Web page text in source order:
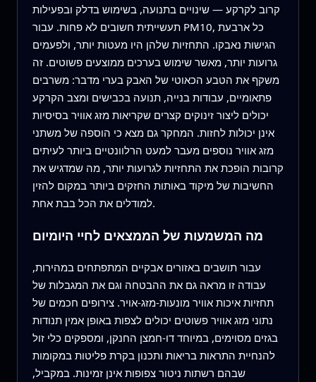
קרוב לקרקע — שינויים בתנועה, בשימוש בדלק ובפעילות
תעשייתית חשובים לא פחות. עבור PM10, כל ארבעת
הגישות נאבקו. התחזיות שלהן היו מעטות יותר, ולפעמים
גרועות יותר, מאשר שימוש בערכים ממוצעים פשוטים. זה
משקף את הטבע הכאוטי של האבק בערי מדבר: משרבים
פתאומיים, עבודות בנייה, תנועה בכבישים ומצב הקרקע
יכולים ליצור זינוקים קצרים שקריאות מזג אוויר בסיסיות
אינן יכולות לחזות. המחקר גם מצא כי הוספה של משתני
מזג אוויר נוספים מעבר למעט הרלוונטיים ביותר לעיתים
קרובות הופכת את התחזיות לגרועות יותר, מה שמדגיש את
החשיבות של מיקוד באותות החזקים ביותר במקום להזין
למודלים את הכל בבת אחת.
מה המשמעות של הממצאים לחיי היומיום
עבור תושבים באזורים אבקיים המתפתחים במהירות,
עבודה זו מראה גם את ההבטחה וגם את המגבלות של
תחזיות איכות אוויר מונעות‑מזג‑אויר. צירופים חכמים של
נתוני מזג אוויר פשוטים יכולים לצפות באופן אמין תנודות
בגזים מסוימים, במיוחד דו‑חמצן החנקן, ומספקים כלי זול
להנחיית התראות בריאות ותכנון בקרת פליטות במקומות
שבהם רשתות ניטור צפופות אינן זמינות. במקביל,